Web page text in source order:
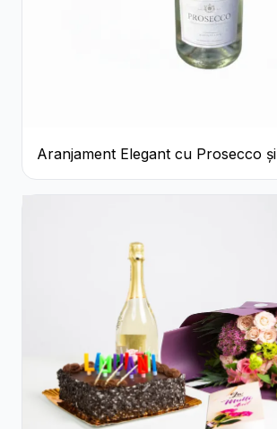
Aranjament Elegant cu Prosecco și
Flori Galbene.